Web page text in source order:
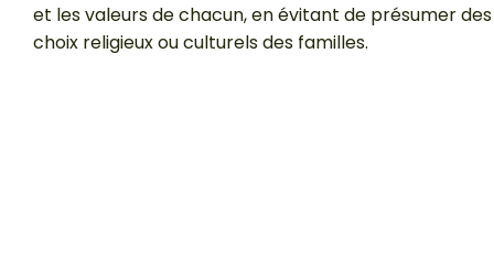
et les valeurs de chacun, en évitant de présumer des
choix religieux ou culturels des familles.